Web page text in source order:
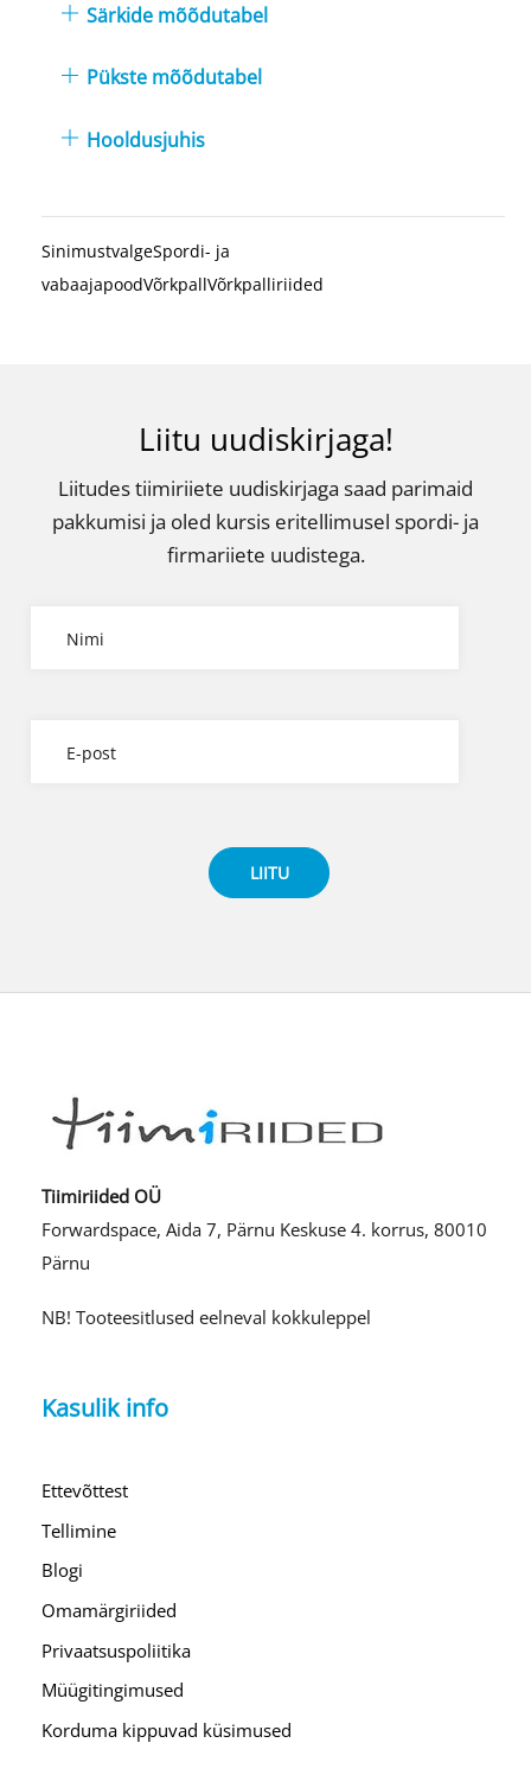
1 Särkide mõõdutabel
Pükste mõõdutabel
Hooldusjuhis
SinimustvalgeSpordi- ja
vabaajapoodVõrkpallVõrkpalliriided
Liitu uudiskirjaga!
Liitudes tiimiriiete uudiskirjaga saad parimaid
pakkumisi ja oled kursis eritellimusel spordi- ja
firmariiete uudistega.
Tiimiriided OÜ
Forwardspace, Aida 7, Pärnu Keskuse 4. korrus, 80010
Pärnu
NB! Tooteesitlused eelneval kokkuleppel
Kasulik info
Ettevõttest
Tellimine
Blogi
Omamärgiriided
Privaatsuspoliitika
Müügitingimused
Korduma kippuvad küsimused